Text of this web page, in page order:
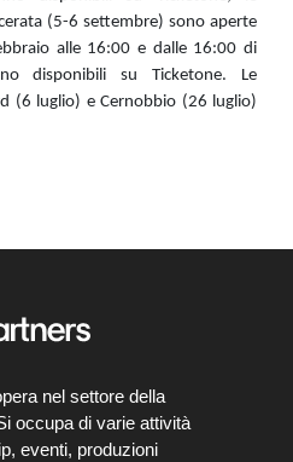
(5-6 settembre) sono aperte
alle 16:00 e dalle 16:00 di
disponibili su Ticketone. Le
(6 luglio) e Cernobbio (26 luglio)
nel settore della
occupa di varie attività
eventi, produzioni